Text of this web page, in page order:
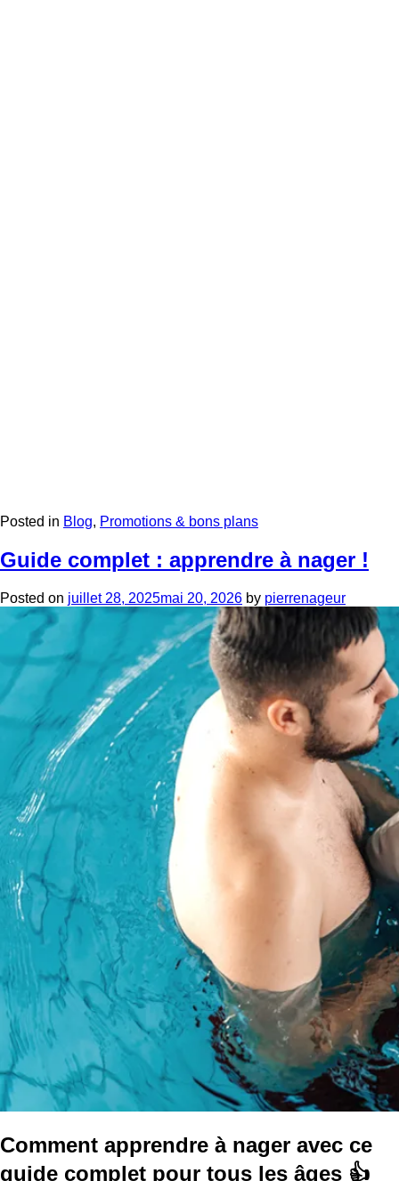
Posted in Blog, Promotions & bons plans
Guide complet : apprendre à nager !
Posted on juillet 28, 2025mai 20, 2026 by pierrenageur
Comment apprendre à nager avec ce
guide complet pour tous les âges 👍